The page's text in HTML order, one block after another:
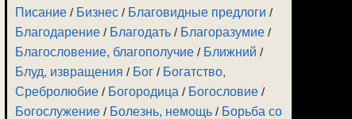
Писание / Бизнес / Благовидные предлоги /
Благодарение / Благодать / Благоразумие /
Благословение, благополучие / Ближний /
Блуд, извращения / Бог / Богатство,
Сребролюбие / Богородица / Богословие /
Богослужение / Болезнь, немощь / Борьба со